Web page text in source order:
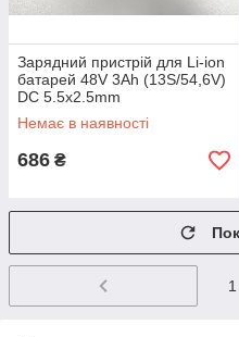
Зарядний пристрій для Li-ion
батарей 48V 3Ah (13S/54,6V)
DC 5.5x2.5mm
Немає в наявності
686 ₴
1